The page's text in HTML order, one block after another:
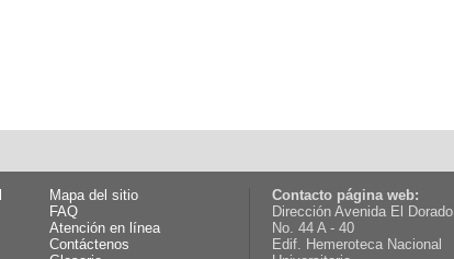
Mapa del sitio
FAQ
Atención en línea
Contáctenos
Contacto página web:
Dirección Avenida El Dorado
No. 44 A - 40
Edif. Hemeroteca Nacional